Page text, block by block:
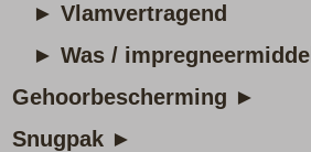
► Vlamvertragend
► Was / impregneermiddel
Gehoorbescherming ►
Snugpak ►